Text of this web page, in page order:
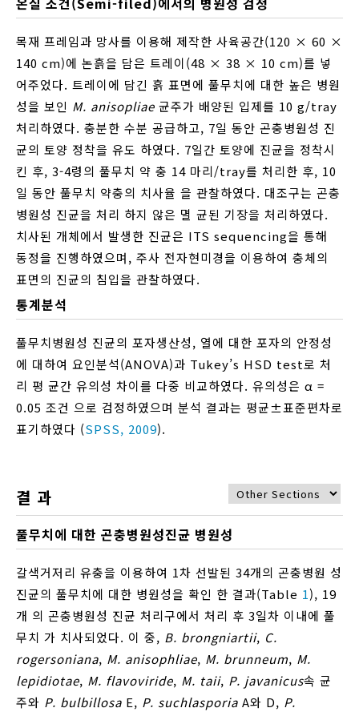
목재 프레임과 망사를 이용해 제작한 사육공간(120 × 60 ×
140 cm)에 논흙을 담은 트레이(48 × 38 × 10 cm)를 넣
어주었다. 트레이에 담긴 흙 표면에 풀무치에 대한 높은 병원
성을 보인 M. anisopliae 균주가 배양된 입제를 10 g/tray
처리하였다. 충분한 수분 공급하고, 7일 동안 곤충병원성 진
균의 토양 정착을 유도 하였다. 7일간 토양에 진균을 정착시
킨 후, 3-4령의 풀무치 약 충 14 마리/tray를 처리한 후, 10
일 동안 풀무치 약충의 치사율 을 관찰하였다. 대조구는 곤충
병원성 진균을 처리 하지 않은 멸 균된 기장을 처리하였다.
치사된 개체에서 발생한 진균은 ITS sequencing을 통해
동정을 진행하였으며, 주사 전자현미경을 이용하여 충체의
표면의 진균의 침입을 관찰하였다.
통계분석
풀무치병원성 진균의 포자생산성, 열에 대한 포자의 안정성
에 대하여 요인분석(ANOVA)과 Tukey’s HSD test로 처
리 평 균간 유의성 차이를 다중 비교하였다. 유의성은 α =
0.05 조건 으로 검정하였으며 분석 결과는 평균±표준편차로
표기하였다 (SPSS, 2009).
결 과
풀무치에 대한 곤충병원성진균 병원성
갈색거저리 유충을 이용하여 1차 선발된 34개의 곤충병원 성
진균의 풀무치에 대한 병원성을 확인 한 결과(Table 1), 19
개 의 곤충병원성 진균 처리구에서 처리 후 3일차 이내에 풀
무치 가 치사되었다. 이 중, B. brongniartii, C.
rogersoniana, M. anisophliae, M. brunneum, M.
lepidiotae, M. flavoviride, M. taii, P. javanicus속 균
주와 P. bulbillosa E, P. suchlasporia A와 D, P.